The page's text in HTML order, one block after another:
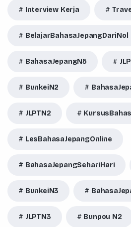
Interview Kerja
BelajarBahasaJepangDariNol
BahasaJepangN5
BunkeiN2
JLPTN2
LesBahasaJepangOnline
BahasaJepangSehariHari
BunkeiN3
JLPTN3 Bunpou N2